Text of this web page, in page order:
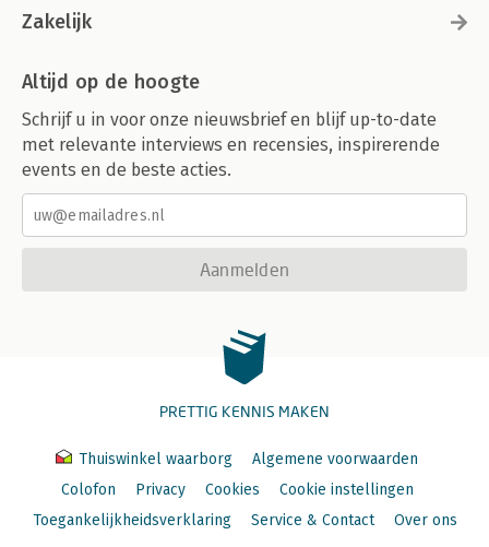
Zakelijk
Altijd op de hoogte
Schrijf u in voor onze nieuwsbrief en blijf up-to-date
met relevante interviews en recensies, inspirerende
events en de beste acties.
Aanmelden
PRETTIG KENNIS MAKEN
Thuiswinkel waarborg
Algemene voorwaarden
Colofon
Privacy Cookies
Cookie instellingen
Toegankelijkheidsverklaring
Service & Contact Over ons